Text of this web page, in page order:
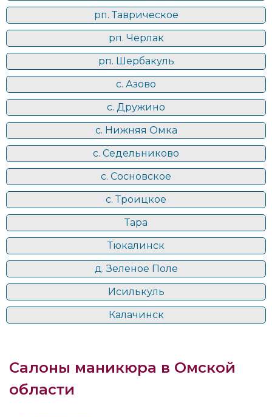
рп. Таврическое
рп. Черлак
рп. Шербакуль
с. Азово
с. Дружино
с. Нижняя Омка
с. Седельниково
с. Сосновское
с. Троицкое
Тара
Тюкалинск
д. Зеленое Поле
Исилькуль
Калачинск
Салоны маникюра в Омской
области